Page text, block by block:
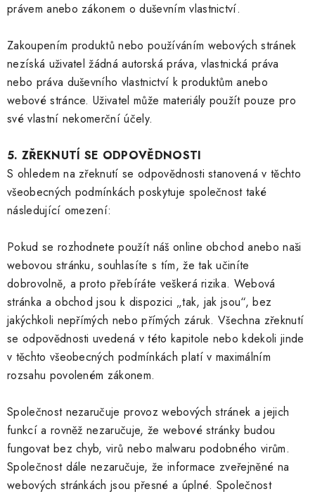
právem anebo zákonem o duševním vlastnictví.
Zakoupením produktů nebo používáním webových stránek
nezíská uživatel žádná autorská práva, vlastnická práva
nebo práva duševního vlastnictví k produktům anebo
webové stránce. Uživatel může materiály použít pouze pro
své vlastní nekomerční účely.
5. ZŘEKNUTÍ SE ODPOVĚDNOSTI
S ohledem na zřeknutí se odpovědnosti stanovená v těchto
všeobecných podmínkách poskytuje společnost také
následující omezení:
Pokud se rozhodnete použít náš online obchod anebo naši
webovou stránku, souhlasíte s tím, že tak učiníte
dobrovolně, a proto přebíráte veškerá rizika. Webová
stránka a obchod jsou k dispozici „tak, jak jsou“, bez
jakýchkoli nepřímých nebo přímých záruk. Všechna zřeknutí
se odpovědnosti uvedená v této kapitole nebo kdekoli jinde
v těchto všeobecných podmínkách platí v maximálním
rozsahu povoleném zákonem.
Společnost nezaručuje provoz webových stránek a jejich
funkcí a rovněž nezaručuje, že webové stránky budou
fungovat bez chyb, virů nebo malwaru podobného virům.
Společnost dále nezaručuje, že informace zveřejněné na
webových stránkách jsou přesné a úplné. Společnost